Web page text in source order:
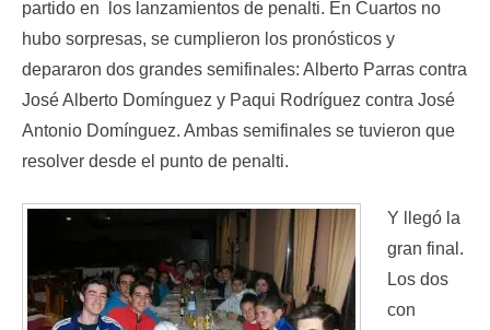
partido en los lanzamientos de penalti. En Cuartos no
hubo sorpresas, se cumplieron los pronósticos y
depararon dos grandes semifinales: Alberto Parras contra
José Alberto Domínguez y Paqui Rodríguez contra José
Antonio Domínguez. Ambas semifinales se tuvieron que
resolver desde el punto de penalti.
Y llegó la
gran final.
Los dos
con